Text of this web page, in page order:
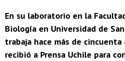
En su laboratorio en la
Biología en Universidad de
trabaja hace más de cincuenta
recibió a Prensa Uchile para